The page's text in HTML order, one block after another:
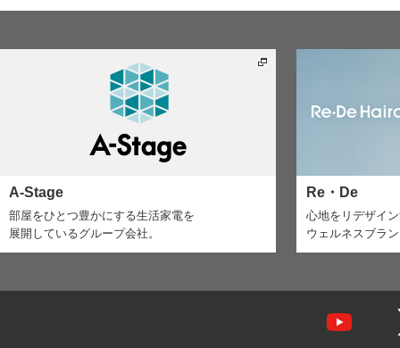
A-Stage
部屋をひとつ豊かにする生活家電を
展開しているグループ会社。
Re・De
心地をリデザイ
ウェルネスブラ